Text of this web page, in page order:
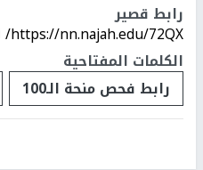
رابط قصير
https://nn.najah.edu/72QX/
الكلمات المفتاحية
رابط فحص منحة الـ100